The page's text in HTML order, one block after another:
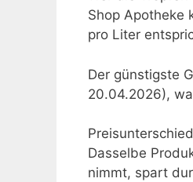
Shop Apotheke
pro Liter
Der günstigste
20.04.2026),
Dasselbe
nimmt, spart